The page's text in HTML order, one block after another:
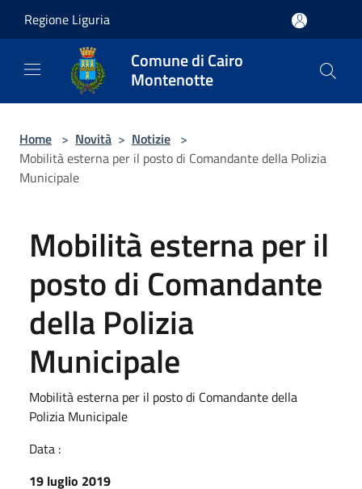
Regione Liguria
Comune di Cairo
Montenotte
Home > Novità > Notizie >
Mobilità esterna per il posto di Comandante della Polizia
Municipale
Mobilità esterna per il
posto di Comandante
della Polizia
Municipale
Mobilità esterna per il posto di Comandante della
Polizia Municipale
Data :
19 luglio 2019